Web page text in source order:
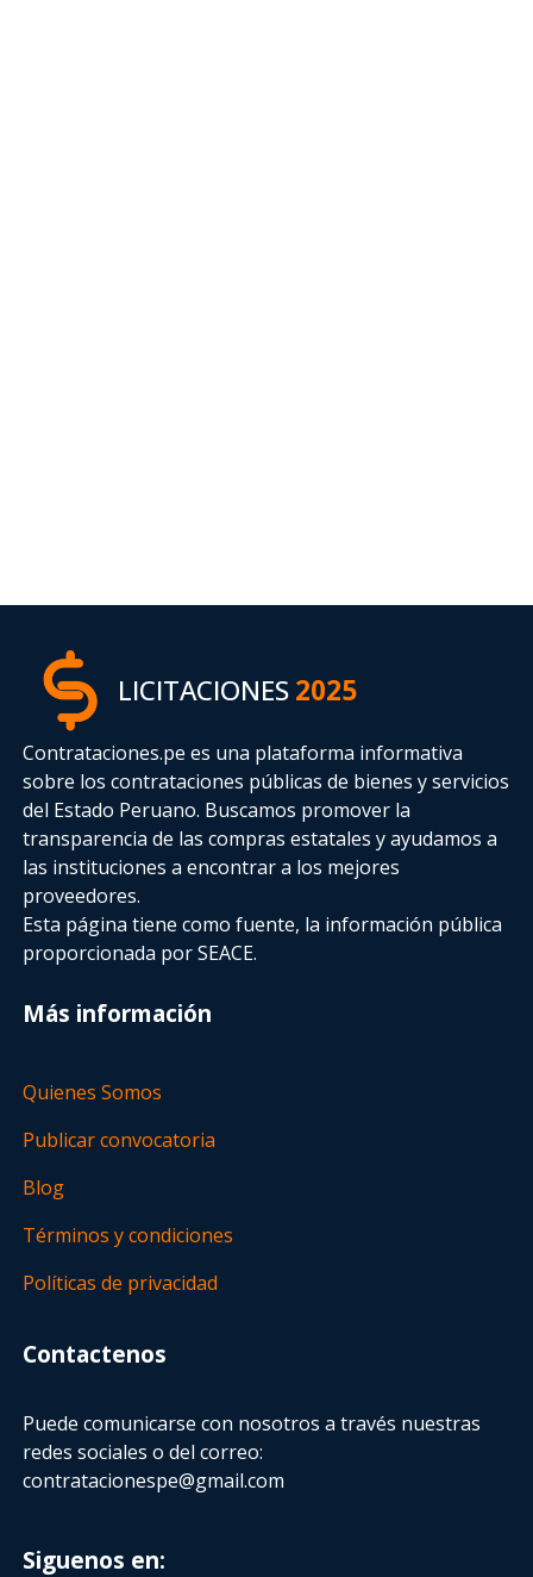
LICITACIONES2025
Contrataciones.pe es una plataforma informativa
sobre los contrataciones públicas de bienes y servicios
del Estado Peruano. Buscamos promover la
transparencia de las compras estatalesy ayudamos a
las instituciones a encontrar a los mejores
proveedores.
Esta página tiene como fuente, la información pública
proporcionada por SEACE.
Más información
Quienes Somos
Publicar convocatoria
Blog
Términos y condiciones
Políticas de privacidad
Contactenos
Puede comunicarse con nosotros a través nuestras
redes sociales o del correo:
contratacionespe@gmail.com
Siguenos en: